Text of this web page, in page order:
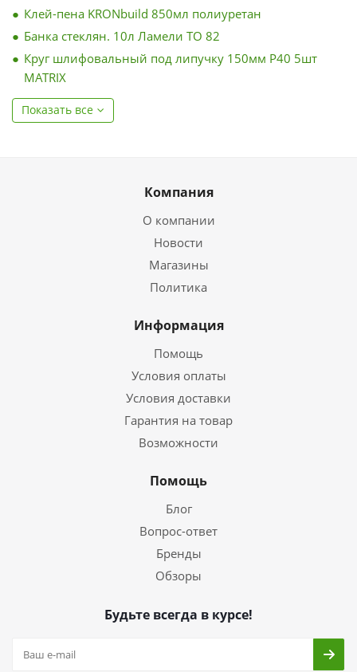
Клей-пена KRONbuild 850мл полиуретан
Банка стеклян. 10л Ламели ТО 82
Круг шлифовальный под липучку 150мм Р40 5шт
MATRIX
Показать все
Компания
О компании
Новости
Магазины
Политика
Информация
Помощь
Условия оплаты
Условия доставки
Гарантия на товар
Возможности
Помощь
Блог
Вопрос-ответ
Бренды
Обзоры
Будьте всегда в курсе!